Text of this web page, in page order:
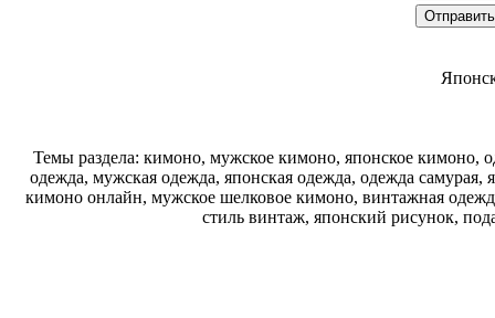
Темы раздела: кимоно, мужское кимоно, японское кимоно,
одежда, мужская одежда, японская одежда, одежда самурая,
кимоно онлайн, мужское шелковое кимоно, винтажная
стиль винтаж, японский рисунок,